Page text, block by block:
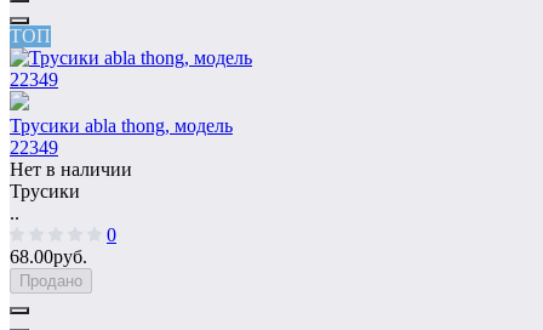
ТОП
Трусики abla thong, модель
22349
Нет в наличии
Трусики
..
0
68.00руб.
Продано